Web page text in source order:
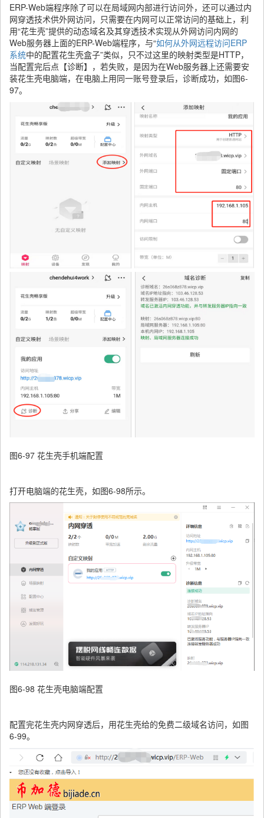
ERP-Web端程序除了可以在局域网内部进行访问外，还可以通过内
网穿透技术供外网访问，只需要在内网可以正常访问的基础上，利
用“花生壳”提供的动态域名及其穿透技术实现从外网访问内网的
Web服务器上面的ERP-Web端程序，与“如何从外网远程访问ERP
系统中的配置花生壳盒子”类似，只不过这里的映射类型是HTTP，
当配置完后点【诊断】，若失败，是因为在Web服务器上还需要安
装花生壳电脑端，在电脑上用同一账号登录后，诊断成功，如图6-
97。
图6-97 花生壳手机端配置
打开电脑端的花生壳，如图6-98所示。
图6-98 花生壳电脑端配置
配置完花生壳内网穿透后，用花生壳给的免费二级域名访问，如图
6-99。